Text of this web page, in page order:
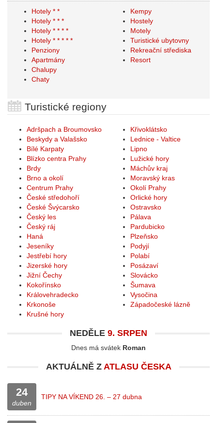
Hotely * *
Hotely * * *
Hotely * * * *
Hotely * * * * *
Penziony
Apartmány
Chalupy
Chaty
Kempy
Hostely
Motely
Turistické ubytovny
Rekreační střediska
Resort
Turistické regiony
Adršpach a Broumovsko
Beskydy a Valašsko
Bílé Karpaty
Blízko centra Prahy
Brdy
Brno a okolí
Centrum Prahy
České středohoří
České Švýcarsko
Český les
Český ráj
Haná
Jeseníky
Jestřebí hory
Jizerské hory
Jižní Čechy
Kokořínsko
Královehradecko
Krkonoše
Krušné hory
Křivoklátsko
Lednice - Valtice
Lipno
Lužické hory
Máchův kraj
Moravský kras
Okolí Prahy
Orlické hory
Ostravsko
Pálava
Pardubicko
Plzeňsko
Podyjí
Polabí
Posázaví
Slovácko
Šumava
Vysočina
Západočeské lázně
NEDĚLE 9. SRPEN
Dnes má svátek Roman
AKTUÁLNĚ Z ATLASU ČESKA
24
duben
TIPY NA VÍKEND 26. – 27 dubna